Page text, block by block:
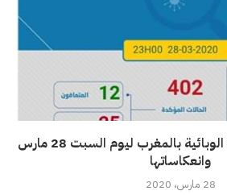
حصيلة تطورات الحالة الوبائية بالمغرب ليوم السبت 28 مارس
وانعكاساتها
28 مارس، 2020